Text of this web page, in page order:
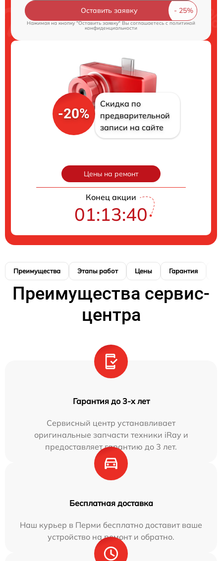
Оставить заявку
Нажимая на кнопку "Оставить заявку" Вы соглашаетесь cполитикой
конфиденциальности
-20%
Скидка по
предварительной
записи на сайте
Цены на ремонт
Конец акции
01:13:39
Преимущества Этапы работ Цены Гарантия
Преимущества сервис-
центра
Гарантия до 3-х лет
Сервисный центр устанавливает
оригинальные запчасти техники iRay и
предоставляет гарантию до 3 лет.
Бесплатная доставка
Наш курьер в Перми бесплатно доставит ваше
устройство на ремонт и обратно.